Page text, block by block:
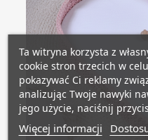
Ta witryna korzysta z
cookie stron trzecich w
pokazywać Ci reklamy
analizując Twoje nawyki
jego użycie, naciśnij
Więcej informacji